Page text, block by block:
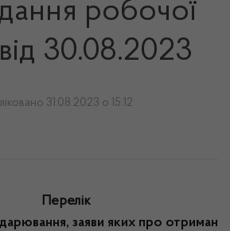
робочої
30.08.2023
31.08.2023 о 15:12
Перелік
заяви яких про